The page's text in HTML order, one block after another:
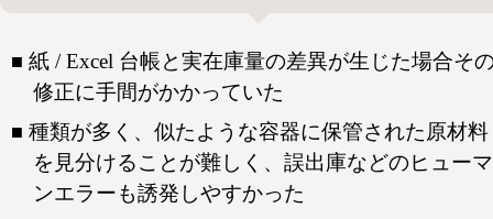
紙 / Excel 台帳と実在庫量の差異が生じた場合そ
修正に手間がかかっていた
種類が多く、似たような容器に保管された原材料
を見分けることが難しく、誤出庫などのヒューマ
ンエラーも誘発しやすかった